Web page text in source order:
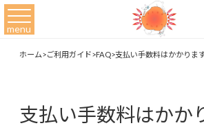
menu
ホーム>ご利用ガイド>FAQ>支払い手数料はかかりま
支払い手数料はかか